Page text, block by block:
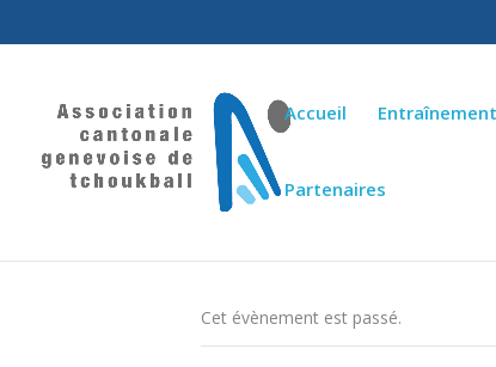
Accueil
Partenaires
Cet évènement est passé.